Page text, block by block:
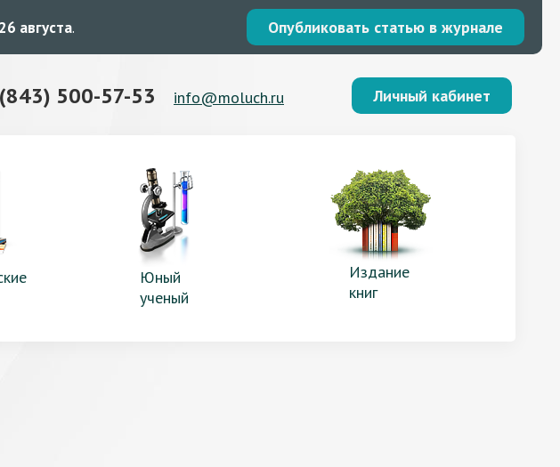
26 августа. Опубликовать статью в журнале
500-57-53 info@moluch.ru Личный кабинет
Юный
ученый
Издание
книг